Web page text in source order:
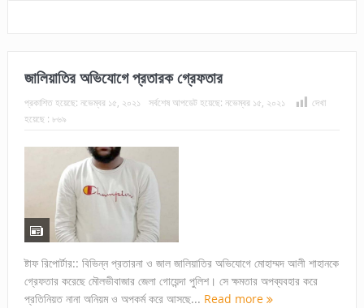
জালিয়াতির অভিযোগে প্রতারক গ্রেফতার
প্রকাশিত হয়েছে: নভেম্বর ১৫, ২০২১ সর্বশেষ আপডেট হয়েছে: নভেম্বর ১৫, ২০২১
দেখা
হয়েছে : ৮৬৯
ষ্টাফ রিপোর্টার:: বিভিন্ন প্রতারনা ও জাল জালিয়াতির অভিযোগে মোহাম্মদ আলী শাহানকে
গ্রেফতার করেছে মৌলভীবাজার জেলা গোয়েন্দা পুলিশ। সে ক্ষমতার অপব্যবহার করে
প্রতিনিয়ত নানা অনিয়ম ও অপকর্ম করে আসছে... Read more